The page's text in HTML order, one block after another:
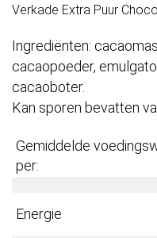
Verkade Extra Puur
Ingrediënten:
cacaopoeder,
cacaoboter.
Kan sporen bevatten
Gemiddelde
per:
Energie